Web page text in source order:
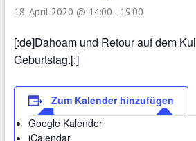
18. April 2020 @ 14:00 - 19:00
[:de]Dahoam und Retour auf dem
Geburtstag.[:]
Zum Kalender hinzufügen
Google Kalender
iCalendar